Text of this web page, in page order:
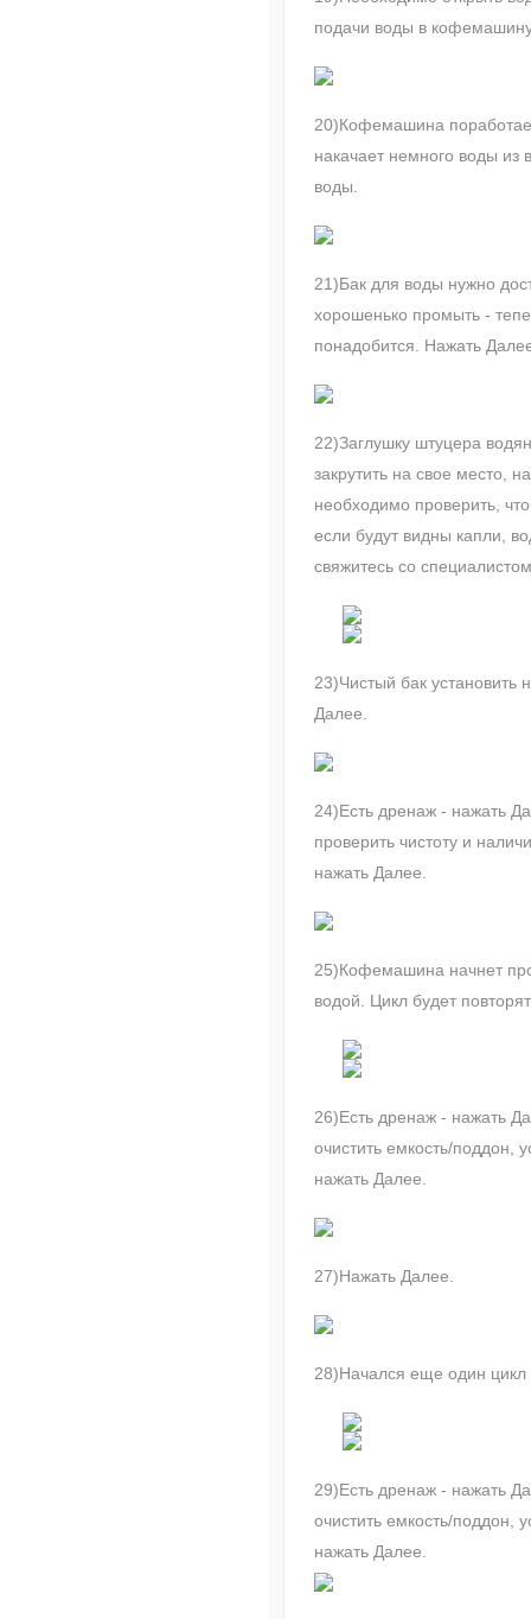
подачи воды в
20)Кофемашина
накачает немного воды из
воды.
21)Бак для воды нужно
хорошенько промыть -
понадобится. Нажать
22)Заглушку штуцера
закрутить на свое место,
необходимо проверить,
если будут видны капли,
свяжитесь со
23)Чистый бак установить
Далее.
24)Есть дренаж - нажать
проверить чистоту и
нажать Далее.
25)Кофемашина начнет
водой. Цикл будет
26)Есть дренаж - нажать
очистить емкость/поддон,
нажать Далее.
27)Нажать Далее.
28)Начался еще один
29)Есть дренаж - нажать
очистить емкость/поддон,
нажать Далее.